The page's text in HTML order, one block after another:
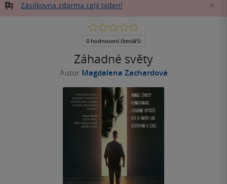
Zásilkovna zdarma celý týden!
Záhadné světy
Autor Magdalena Zachardová
0.0
5
0 hodnocení čtenářů